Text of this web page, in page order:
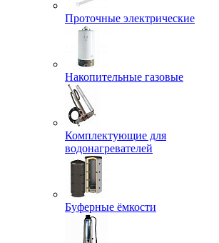
Проточные электрические
Накопительные газовые
Комплектующие для
водонагревателей
Буферные ёмкости